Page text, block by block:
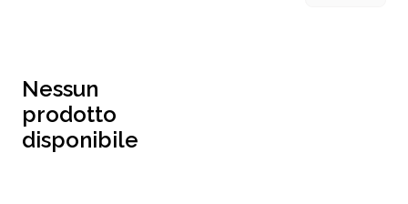
Nessun
prodotto
disponibile